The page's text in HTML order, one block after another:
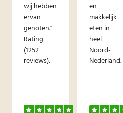
wij hebben
ervan
genoten."
Rating
(1252
reviews):
en
makkelijk
eten in
heel
Noord-
Nederland.